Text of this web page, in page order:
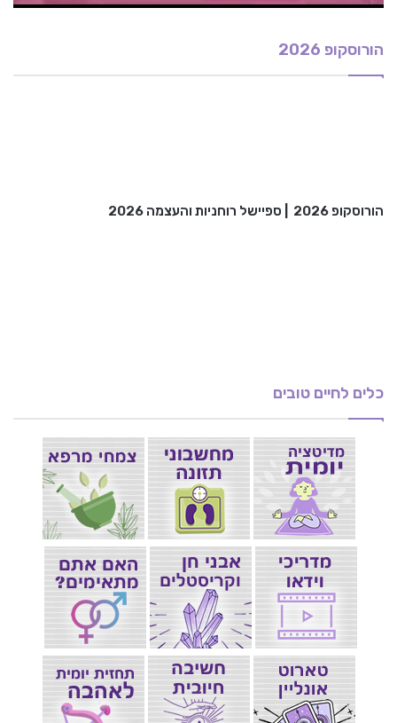
הורוסקופ 2026
הורוסקופ 2026 ספיישל רוחניות והעצמה 2026
כלים לחיים טובים